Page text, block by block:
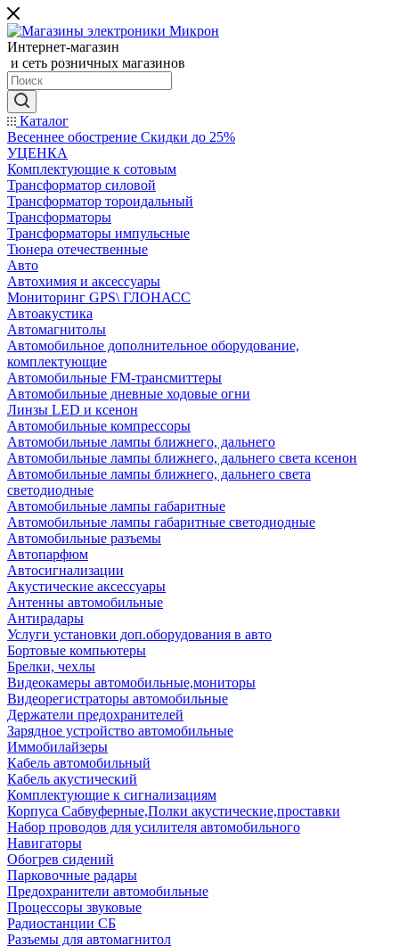
Интернет-магазин
и сеть розничных магазинов
Каталог
Весеннее обострение Скидки до 25%
УЦЕНКА
Комплектующие к сотовым
Трансформатор силовой
Трансформатор тороидальный
Трансформаторы
Трансформаторы импульсные
Тюнера отечественные
Авто
Автохимия и аксессуары
Мониторинг GPS\ ГЛОНАСС
Автоакустика
Автомагнитолы
Автомобильное дополнительное оборудование,
комплектующие
Автомобильные FM-трансмиттеры
Автомобильные дневные ходовые огни
Линзы LED и ксенон
Автомобильные компрессоры
Автомобильные лампы ближнего, дальнего
Автомобильные лампы ближнего, дальнего света ксенон
Автомобильные лампы ближнего, дальнего света
светодиодные
Автомобильные лампы габаритные
Автомобильные лампы габаритные светодиодные
Автомобильные разъемы
Автопарфюм
Автосигнализации
Акустические аксессуары
Антенны автомобильные
Антирадары
Услуги установки доп.оборудования в авто
Бортовые компьютеры
Брелки, чехлы
Видеокамеры автомобильные,мониторы
Видеорегистраторы автомобильные
Держатели предохранителей
Зарядное устройство автомобильные
Иммобилайзеры
Кабель автомобильный
Кабель акустический
Комплектующие к сигнализациям
Корпуса Сабвуферные,Полки акустические,проставки
Набор проводов для усилителя автомобильного
Навигаторы
Обогрев сидений
Парковочные радары
Предохранители автомобильные
Процессоры звуковые
Радиостанции СБ
Разъемы для автомагнитол